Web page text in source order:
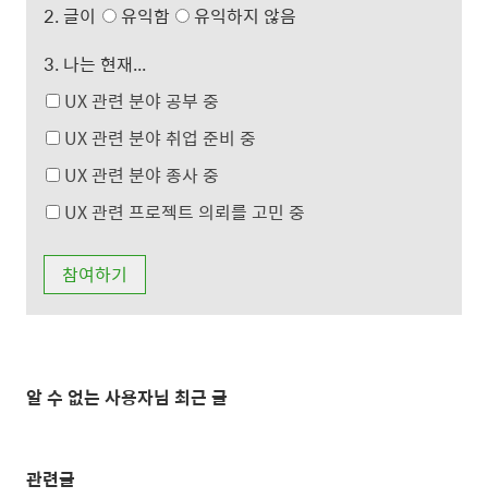
2. 글이
유익함
유익하지 않음
3. 나는 현재...
UX 관련 분야 공부 중
UX 관련 분야 취업 준비 중
UX 관련 분야 종사 중
UX 관련 프로젝트 의뢰를 고민 중
알 수 없는 사용자님 최근 글
관련글